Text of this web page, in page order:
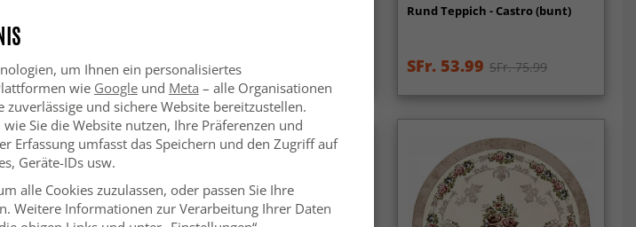
multi)
SFr. 75.99 SFr. 53.99
Rund Teppich - Castro (bunt)
SFr. 53.99 SFr. 75.99
um Ihnen ein personalisiertes
wie Googleund Meta – alle Organisationen
zuverlässige und sichere Website bereitzustellen.
Sie die Website nutzen, Ihre Präferenzen und
Erfassung umfasst das Speichern und den Zugriff auf
Geräte-IDs usw.
alle Cookies zuzulassen, oder passen Sie Ihre
Weitere Informationen zur Verarbeitung Ihrer Daten